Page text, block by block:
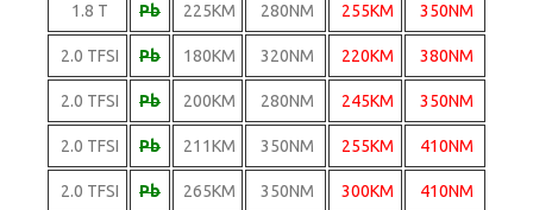
1.8 T Pb 225KM 280NM 255KM 350NM
2.0 TFSI Pb 180KM 320NM 220KM 380NM
2.0 TFSI Pb 200KM 280NM 245KM 350NM
2.0 TFSI Pb 211KM 350NM 255KM 410NM
2.0 TFSI Pb 265KM 350NM 300KM 410NM